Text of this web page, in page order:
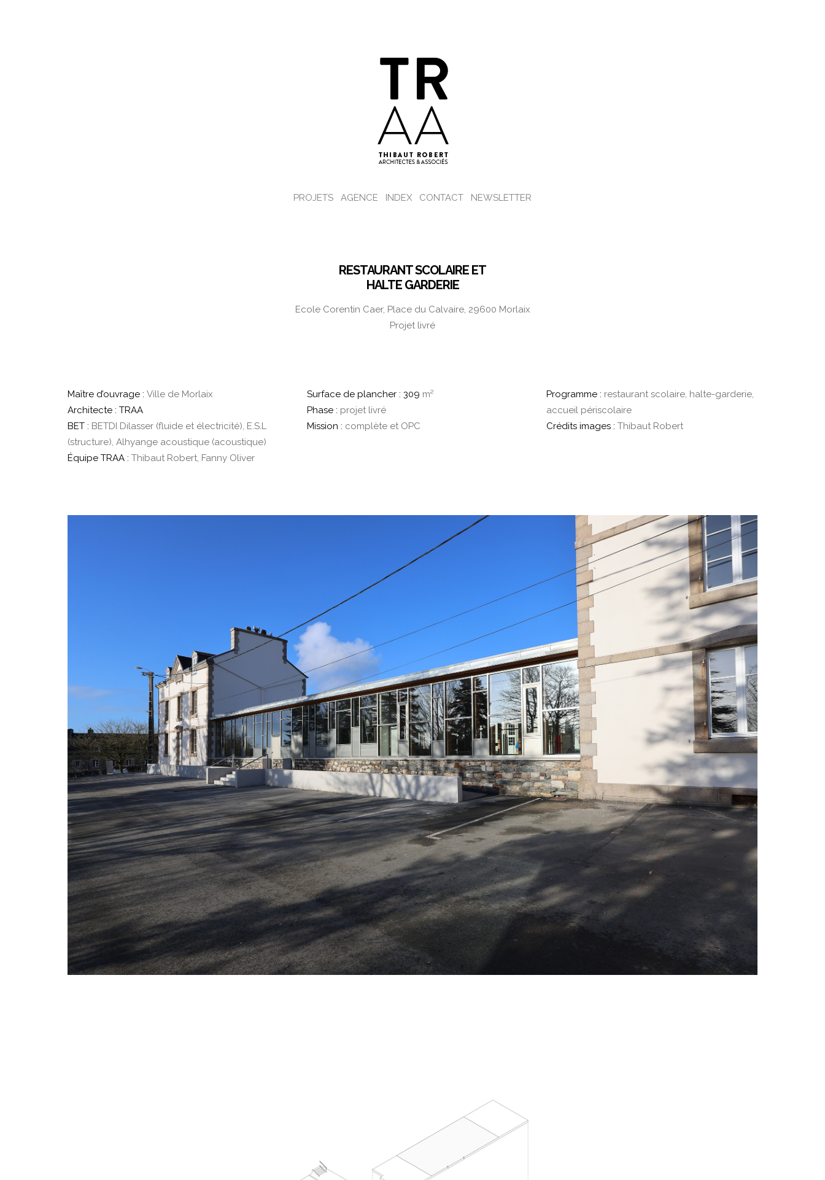
PROJETS AGENCE INDEX CONTACT NEWSLETTER
RESTAURANT SCOLAIRE ET
HALTE GARDERIE
Ecole Corentin Caer, Place du Calvaire, 29600 Morlaix
Projet livré
Maître d’ouvrage : Ville de Morlaix
Architecte : TRAA
BET : BETDI Dilasser (fluide et électricité), E.S.L
(structure), Alhyange acoustique (acoustique)
Équipe TRAA : Thibaut Robert, Fanny Oliver
Surface de plancher : 309 m²
Phase : projet livré
Mission : complète et OPC
Programme : restaurant scolaire, halte-garderie,
accueil périscolaire
Crédits images : Thibaut Robert